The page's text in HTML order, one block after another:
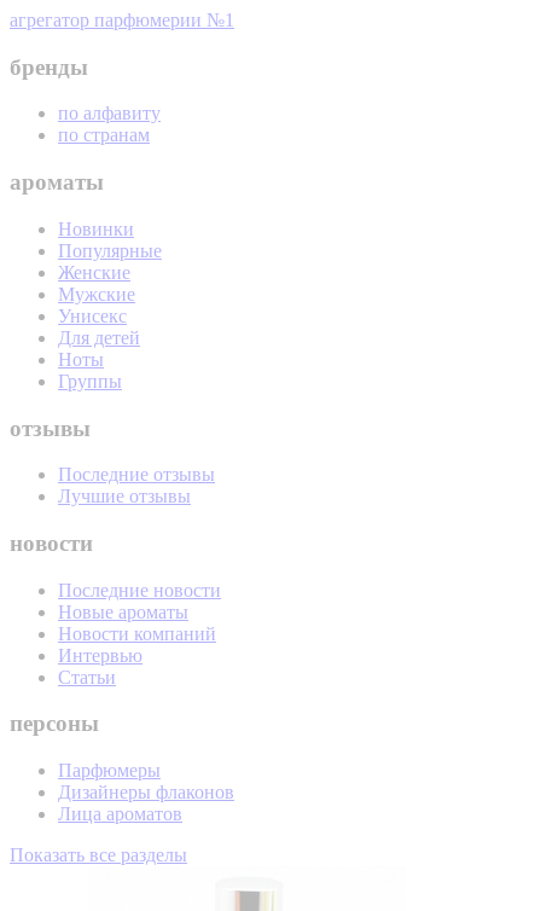
агрегатор парфюмерии №1
бренды
по алфавиту
по странам
ароматы
Новинки
Популярные
Женские
Мужские
Унисекс
Для детей
Ноты
Группы
отзывы
Последние отзывы
Лучшие отзывы
новости
Последние новости
Новые ароматы
Новости компаний
Интервью
Статьи
персоны
Парфюмеры
Дизайнеры флаконов
Лица ароматов
Показать все разделы